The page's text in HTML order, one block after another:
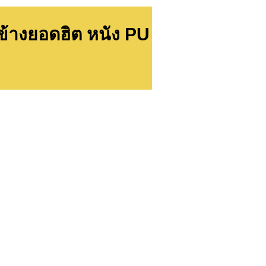
างยอดฮิต หนัง PU